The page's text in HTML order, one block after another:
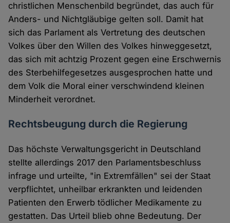
christlichen Menschenbild begründet, das auch für
Anders- und Nichtgläubige gelten soll. Damit hat
sich das Parlament als Vertretung des deutschen
Volkes über den Willen des Volkes hinweggesetzt,
das sich mit achtzig Prozent gegen eine Erschwernis
des Sterbehilfegesetzes ausgesprochen hatte und
dem Volk die Moral einer verschwindend kleinen
Minderheit verordnet.
Rechtsbeugung durch die Regierung
Das höchste Verwaltungsgericht in Deutschland
stellte allerdings 2017 den Parlamentsbeschluss
infrage und urteilte, "in Extremfällen" sei der Staat
verpflichtet, unheilbar erkrankten und leidenden
Patienten den Erwerb tödlicher Medikamente zu
gestatten. Das Urteil blieb ohne Bedeutung. Der